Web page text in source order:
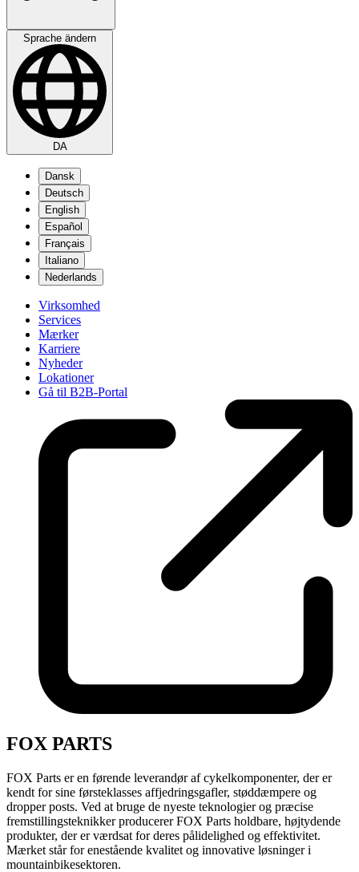
Sprache ändern
DA
Dansk
Deutsch
English
Español
Français
Italiano
Nederlands
Virksomhed
Services
Mærker
Karriere
Nyheder
Lokationer
Gå til B2B-Portal
FOX PARTS
FOX Parts er en førende leverandør af cykelkomponenter, der er
kendt for sine førsteklasses affjedringsgafler, støddæmpere og
dropper posts. Ved at bruge de nyeste teknologier og præcise
fremstillingsteknikker producerer FOX Parts holdbare, højtydende
produkter, der er værdsat for deres pålidelighed og effektivitet.
Mærket står for enestående kvalitet og innovative løsninger i
mountainbikesektoren.